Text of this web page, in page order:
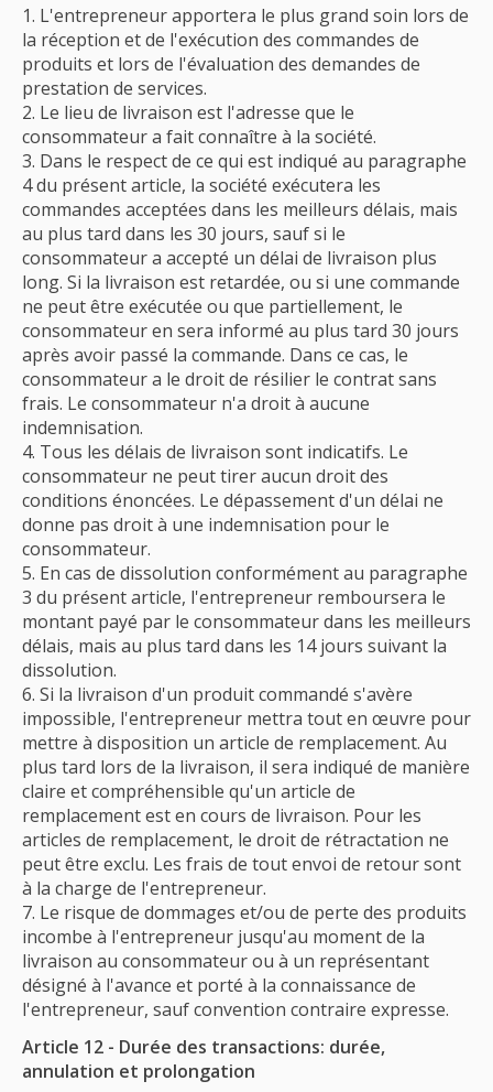
L'entrepreneur apportera le plus grand soin lors de
la réception et de l'exécution des commandes de
produits et lors de l'évaluation des demandes de
prestation de services.
Le lieu de livraison est l'adresse que le
consommateur a fait connaître à la société.
Dans le respect de ce qui est indiqué au paragraphe
4 du présent article, la société exécutera les
commandes acceptées dans les meilleurs délais, mais
au plus tard dans les 30 jours, sauf si le
consommateur a accepté un délai de livraison plus
long. Si la livraison est retardée, ou si une commande
ne peut être exécutée ou que partiellement, le
consommateur en sera informé au plus tard 30 jours
après avoir passé la commande. Dans ce cas, le
consommateur a le droit de résilier le contrat sans
frais. Le consommateur n'a droit à aucune
indemnisation.
Tous les délais de livraison sont indicatifs. Le
consommateur ne peut tirer aucun droit des
conditions énoncées. Le dépassement d'un délai ne
donne pas droit à une indemnisation pour le
consommateur.
En cas de dissolution conformément au paragraphe
3 du présent article, l'entrepreneur remboursera le
montant payé par le consommateur dans les meilleurs
délais, mais au plus tard dans les 14 jours suivant la
dissolution.
Si la livraison d'un produit commandé s'avère
impossible, l'entrepreneur mettra tout en œuvre pour
mettre à disposition un article de remplacement. Au
plus tard lors de la livraison, il sera indiqué de manière
claire et compréhensible qu'un article de
remplacement est en cours de livraison. Pour les
articles de remplacement, le droit de rétractation ne
peut être exclu. Les frais de tout envoi de retour sont
à la charge de l'entrepreneur.
Le risque de dommages et/ou de perte des produits
incombe à l'entrepreneur jusqu'au moment de la
livraison au consommateur ou à un représentant
désigné à l'avance et porté à la connaissance de
l'entrepreneur, sauf convention contraire expresse.
Article 12 - Durée des transactions: durée,
annulation et prolongation